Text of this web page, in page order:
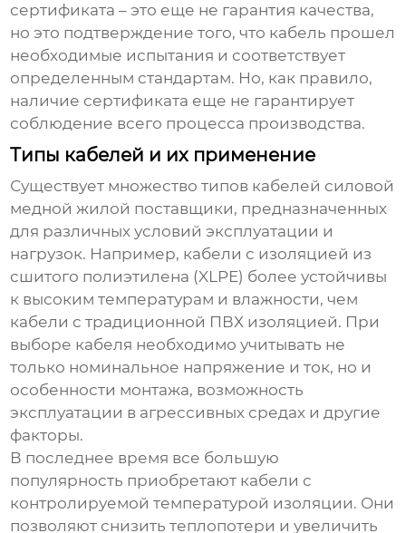
сертификата – это еще не гарантия качества,
но это подтверждение того, что кабель прошел
необходимые испытания и соответствует
определенным стандартам. Но, как правило,
наличие сертификата еще не гарантирует
соблюдение всего процесса производства.
Типы кабелей и их применение
Существует множество типов кабелей силовой
медной жилой поставщики, предназначенных
для различных условий эксплуатации и
нагрузок. Например, кабели с изоляцией из
сшитого полиэтилена (XLPE) более устойчивы
к высоким температурам и влажности, чем
кабели с традиционной ПВХ изоляцией. При
выборе кабеля необходимо учитывать не
только номинальное напряжение и ток, но и
особенности монтажа, возможность
эксплуатации в агрессивных средах и другие
факторы.
В последнее время все большую
популярность приобретают кабели с
контролируемой температурой изоляции. Они
позволяют снизить теплопотери и увеличить